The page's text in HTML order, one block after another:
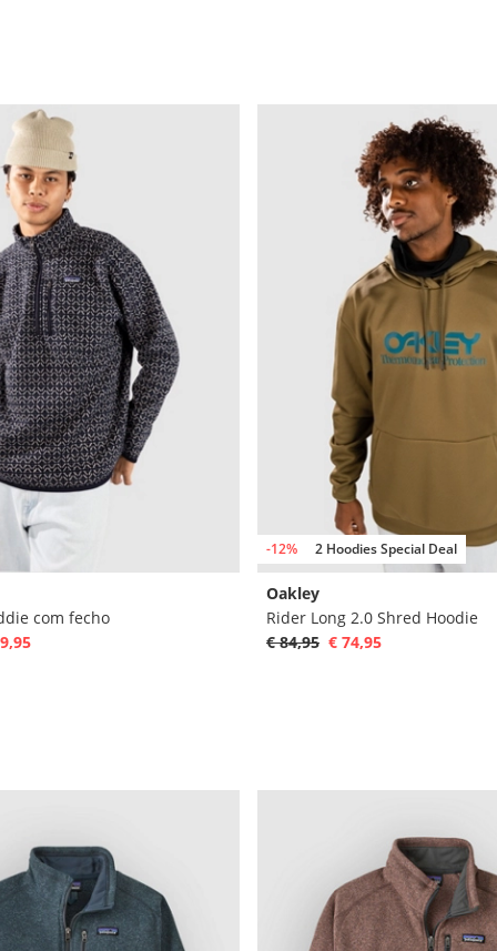
com fecho
-12% 2 Hoodies Special Deal
Oakley
Rider Long 2.0 Shred Hoodie
€ 84,95 € 74,95